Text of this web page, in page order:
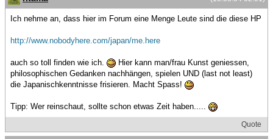
Ich nehme an, dass hier im Forum eine Menge Leute sind die diese HP
http://www.nobodyhere.com/japan/me.here
auch so toll finden wie ich.
Hier kann man/frau Kunst geniessen,
philosophischen Gedanken nachhängen, spielen UND (last not least)
die Japanischkenntnisse frisieren. Macht Spass!
Tipp: Wer reinschaut, sollte schon etwas Zeit haben.....
Quote